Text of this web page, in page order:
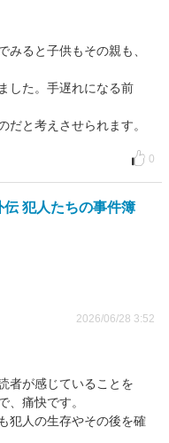
みると子供もその親も、
した。手遅れになる前
だと考えさせられます。
0
犯人たちの事件簿
2026/06/28 3:52
者が感じていることを
、痛快です。
犯人の生存やその後を確